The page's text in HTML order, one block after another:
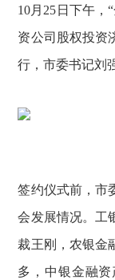
10月25日下午，
资公司股权投资
行，市委书记刘
签约仪式前，市
会发展情况。工
裁王刚，农银金
多，中银金融